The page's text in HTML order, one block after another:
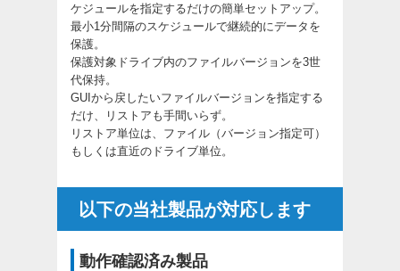
ケジュールを指定するだけの簡単セットアップ。
最小1分間隔のスケジュールで継続的にデータを
保護。
保護対象ドライブ内のファイルバージョンを3世
代保持。
GUIから戻したいファイルバージョンを指定する
だけ、リストアも手間いらず。
リストア単位は、ファイル（バージョン指定可）
もしくは直近のドライブ単位。
以下の当社製品が対応します
動作確認済み製品